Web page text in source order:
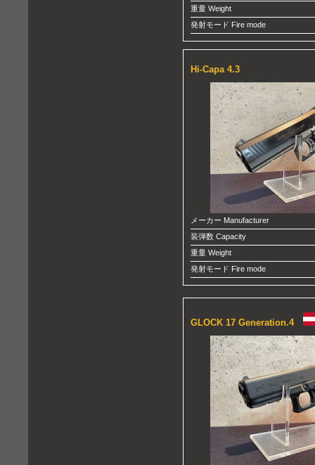
重量 Weight
発射モード Fire mode
Hi-Capa 4.3
メーカー Manufacturer
装弾数 Capacity
重量 Weight
発射モード Fire mode
GLOCK 17 Generation.4